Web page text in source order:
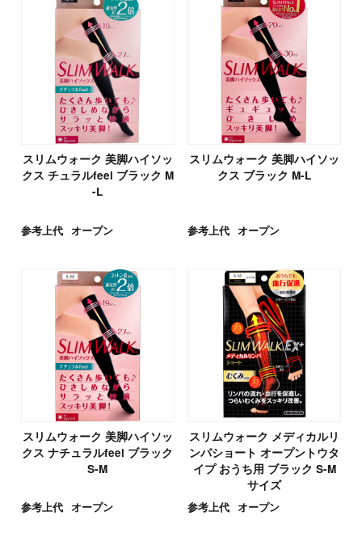
スリムウォーク 美脚ハイソッ
クス チュラルfeel ブラック M
-L
参考上代 オープン
スリムウォーク 美脚ハイソッ
クス ブラック M-L
参考上代 オープン
スリムウォーク 美脚ハイソッ
クス ナチュラルfeel ブラック
S-M
参考上代 オープン
スリムウォーク メディカルリ
ンパショート オープントウタ
イプ おうち用 ブラック S-M
サイズ
参考上代 オープン